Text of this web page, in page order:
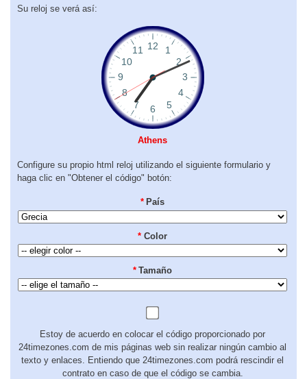
Su reloj se verá así:
Athens
Configure su propio html reloj utilizando el siguiente formulario y
haga clic en "Obtener el código" botón:
* País
* Color
* Tamaño
Estoy de acuerdo en colocar el código proporcionado por
24timezones.com de mis páginas web sin realizar ningún cambio al
texto y enlaces. Entiendo que 24timezones.com podrá rescindir el
contrato en caso de que el código se cambia.